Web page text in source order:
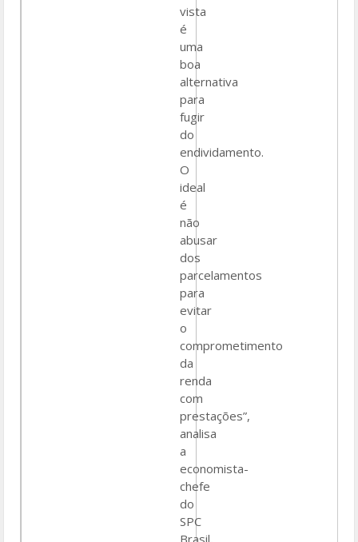
vista
é
uma
boa
alternativa
para
fugir
do
endividamento.
O
ideal
é
não
abusar
dos
parcelamentos
para
evitar
o
comprometimento
da
renda
com
prestações”,
analisa
a
economista-
chefe
do
SPC